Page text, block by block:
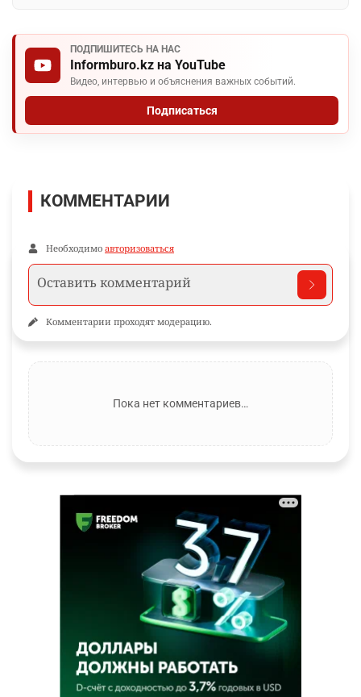
ПОДПИШИТЕСЬ НА НАС
Informburo.kz на YouTube
Видео, интервью и объяснения важных событий.
Подписаться
КОММЕНТАРИИ
Необходимо авторизоваться
Комментарии проходят модерацию.
Пока нет комментариев…